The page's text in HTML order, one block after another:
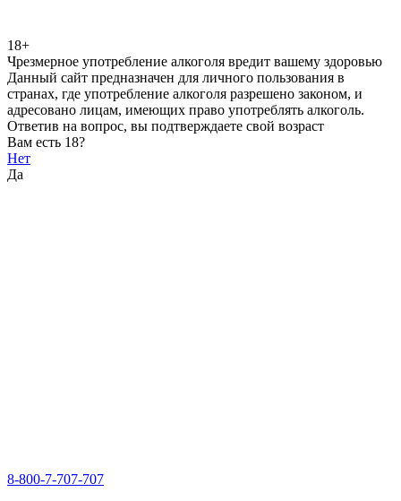
18+
Чрезмерное употребление алкоголя вредит вашему здоровью
Данный сайт предназначен для личного пользования в
странах, где употребление алкоголя разрешено законом, и
адресовано лицам, имеющих право употреблять алкоголь.
Ответив на вопрос, вы подтверждаете свой возраст
Вам есть 18?
Нет
Да
8-800-7-707-707